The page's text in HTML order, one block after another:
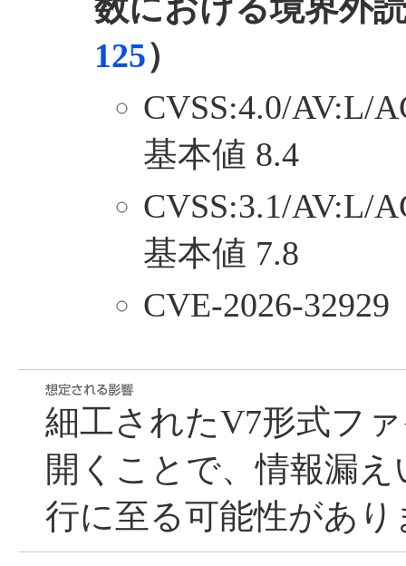
数における境界外
125）
CVSS:4.0/AV:L/
基本値 8.4
CVSS:3.1/AV:L/
基本値 7.8
CVE-2026-32929
細工されたV7形式フ
開くことで、情報漏
行に至る可能性があり